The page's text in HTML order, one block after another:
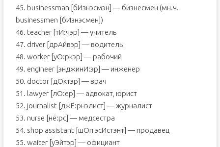
45. businessman [бИзнэсмэн] — бизнесмен (мн.ч.
businessmen [бИзнэсмен])
46. teacher [тИ:чэр] — учитель
47. driver [дрАйвэр] — водитель
48. worker [уО:ркэр] — рабочий
49. engineer [энджинИ:эр] — инженер
50. doctor [дОктэр] — врач
51. lawyer [лО:ер] — адвокат, юрист
52. journalist [джЁ:рнэлист] — журналист
53. nurse [нё:рс] — медсестра
54. shop assistаnt [шОп эсИстэнт] — продавец
55. waiter [уЭйтэр] — официант